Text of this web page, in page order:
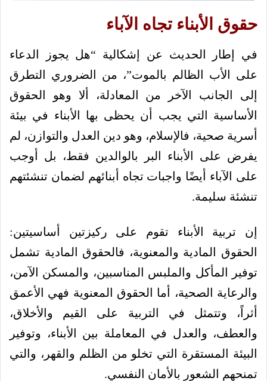
حقوق الأبناء تجاه الآباء
في إطار الحديث عن إشكالية “هل يجوز الدعاء
على الأب الظالم بالموت”، من الضروري التطرق
إلى الجانب الآخر من المعادلة، ألا وهو الحقوق
الأساسية التي يجب أن يحظى بها الأبناء في بيئة
أسرية صحية، فالإسلام، وهو دين العدل والتوازن، لم
يفرض على الأبناء البر بالوالدين فقط، بل أوجب
على الآباء أيضًا واجبات تجاه أبنائهم لضمان تنشئتهم
تنشئة سليمة.
إن تربية الأبناء تقوم على ركيزتين أساسيتين:
الحقوق المادية والمعنوية، فالحقوق المادية تشمل
توفير المأكل والملبس المناسبين، والمسكن الآمن،
والرعاية الصحية، أما الحقوق المعنوية فهي الأعمق
أثراً، وتتمثل في التربية على القيم والأخلاق،
والعطف، والعدل في المعاملة بين الأبناء، وتوفير
البيئة المستقرة التي تخلو من الظلم والقهر، والتي
تمنحهم الشعور بالأمان النفسي.